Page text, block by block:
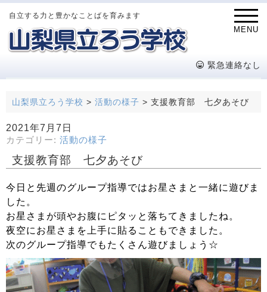
MENU
自立する力と豊かなことばを育みます
緊急連絡なし
山梨県立ろう学校 > 活動の様子 > 支援教育部 七夕あそび
2021年7月7日
カテゴリー: 活動の様子
支援教育部 七夕あそび
今日と先週のグループ指導ではお星さまと一緒に遊びま
した。
お星さまが頭やお腹にピタッと落ちてきましたね。
夜空にお星さまを上手に貼ることもできました。
次のグループ指導でもたくさん遊びましょう☆